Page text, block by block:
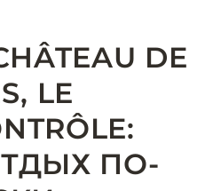
DE
LE
ПО-
ОСТРОВОВ
MALDIVES: ВАШ